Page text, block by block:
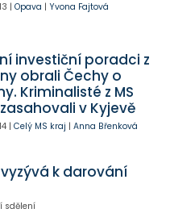
| Opava | Yvona Fajtová
investiční poradci z
obrali Čechy o
Kriminalisté z MS
v Kyjevě
| Celý MS kraj | Anna Břenková
vyzývá k darování
sdělení